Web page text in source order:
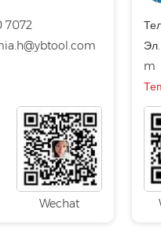
7072
Wechat
m